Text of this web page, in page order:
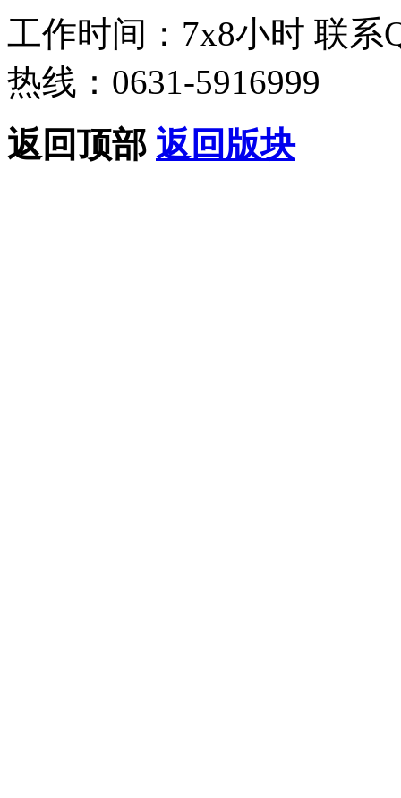
工作时间：7x8小时 联系
热线：0631-5916999
返回顶部 返回版块